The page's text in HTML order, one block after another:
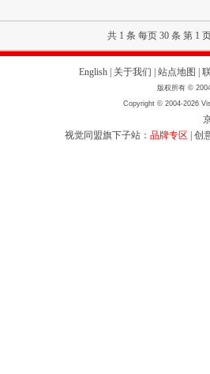
共 1 条 每页 30 条 第 1
English 关于我们 站点地图
版权所有 ©
Copyright © 2004-2026
视觉同盟旗下子站： 品牌专区 创